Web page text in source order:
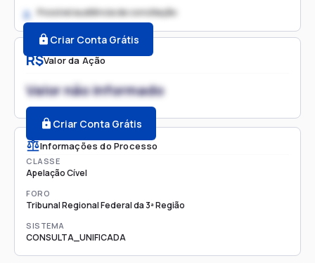
R$Valor da Ação
Valor não informado
Criar Conta Grátis
Informações do Processo
CLASSE
Apelação Cível
FORO
Tribunal Regional Federal da 3ª Região
SISTEMA
CONSULTA_UNIFICADA
2. Possível audiência de conciliação
Criar Conta Grátis